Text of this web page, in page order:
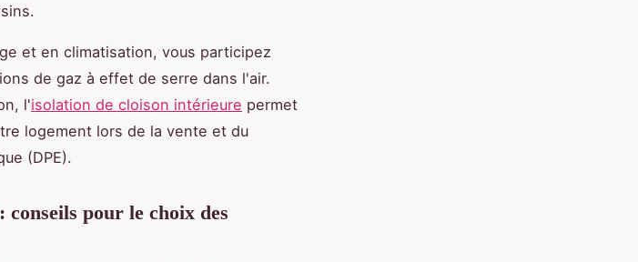
et en climatisation, vous participez
de gaz à effet de serre dans l'air.
l'isolation de cloison intérieure permet
logement lors de la vente et du
(DPE).
pour le choix des